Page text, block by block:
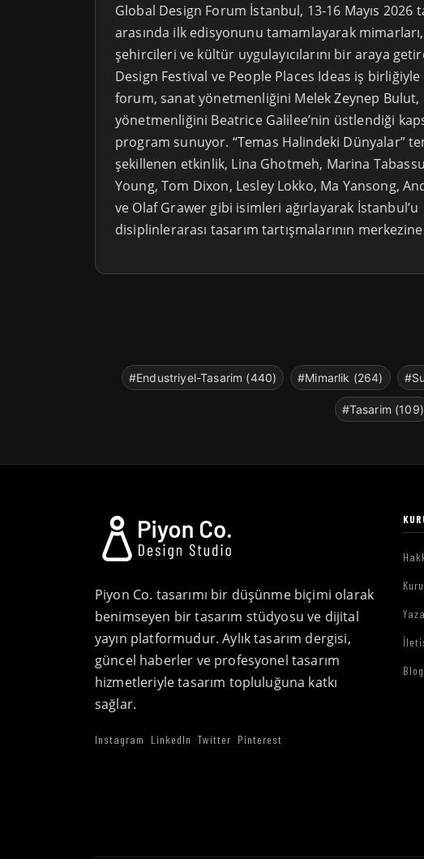
Global Design Forum İstanbul, 13-16 Mayıs 2026
arasında ilk edisyonunu tamamlayarak mimarları,
şehircileri ve kültür uygulayıcılarını bir araya
Design Festival ve People Places Ideas iş
forum, sanat yönetmenliğini Melek Zeynep
yönetmenliğini Beatrice Galilee’nin üstlendiği
program sunuyor. “Temas Halindeki Dünyalar”
şekillenen etkinlik, Lina Ghotmeh, Marina
Young, Tom Dixon, Lesley Lokko, Ma Yansong,
ve Olaf Grawer gibi isimleri ağırlayarak İstanbul’u
disiplinlerarası tasarım tartışmalarının merkezine
#Endustriyel-Tasarim (440) #Mimarlik (264)
#Tasarim (109)
Piyon Co. tasarımı bir düşünme biçimi olarak
benimseyen bir tasarım stüdyosu ve dijital
yayın platformudur. Aylık tasarım dergisi,
güncel haberler ve profesyonel tasarım
hizmetleriyle tasarım topluluğuna katkı
sağlar.
Instagram LinkedIn Twitter Pinterest
Blog